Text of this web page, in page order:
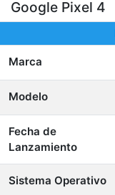
Google Pixel 4
Marca
Modelo
Fecha de
Lanzamiento
Sistema Operativo